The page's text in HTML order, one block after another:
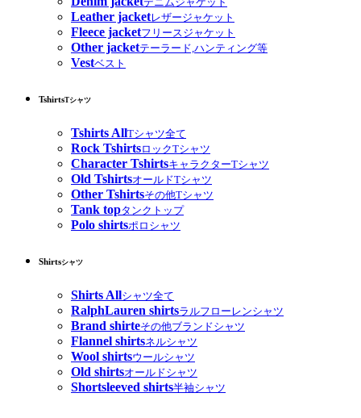
Leather jacketレザージャケット
Fleece jacketフリースジャケット
Other jacketテーラード,ハンティング等
Vestベスト
TshirtsTシャツ
Tshirts AllTシャツ全て
Rock TshirtsロックTシャツ
Character TshirtsキャラクターTシャツ
Old TshirtsオールドTシャツ
Other Tshirtsその他Tシャツ
Tank topタンクトップ
Polo shirtsポロシャツ
Shirtsシャツ
Shirts Allシャツ全て
RalphLauren shirtsラルフローレンシャツ
Brand shirteその他ブランドシャツ
Flannel shirtsネルシャツ
Wool shirtsウールシャツ
Old shirtsオールドシャツ
Shortsleeved shirts半袖シャツ